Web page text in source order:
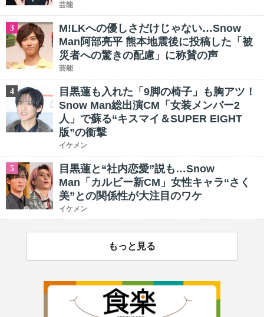
芸能
3
M!LKへの優しさだけじゃない…Snow
Man阿部亮平 熊本地震後に投稿した「被
災者への驚きの配慮」に称賛の声
芸能
4
目黒蓮も入れた「9脚の椅子」も胸アツ！
Snow Man総出演CM「女装メンバー2
人」で蘇る“キスマイ＆SUPER EIGHT
版”の衝撃
イケメン
5
目黒蓮と“社内恋愛”説も…Snow
Man「カルビー新CM」女性キャラ“さく
美”との関係性が大注目のワケ
イケメン
もっと見る